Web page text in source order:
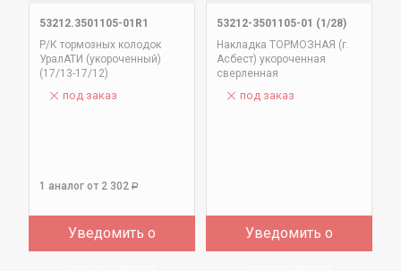
53212.3501105-01R1
Р/К тормозных колодок
УралАТИ (укороченный)
(17/13-17/12)
под заказ
1 аналог от 2 302 Р
Уведомить о
53212-3501105-01 (1/28)
Накладка ТОРМОЗНАЯ (г.
Асбест) укороченная
сверленная
под заказ
Уведомить о